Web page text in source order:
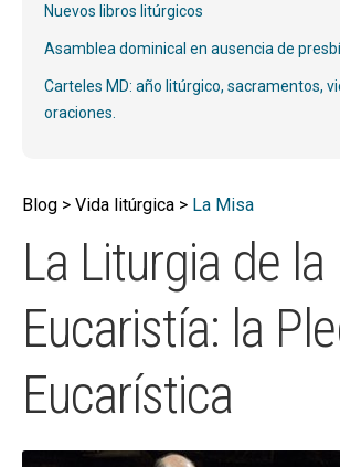
ESP
Nuevos libros litúrgicos
Asamblea dominical en ausencia de
Carteles MD: año litúrgico, sacramentos,
oraciones.
Blog > Vida litúrgica > La Misa
La Liturgia de la
Eucaristía: la
Eucarística